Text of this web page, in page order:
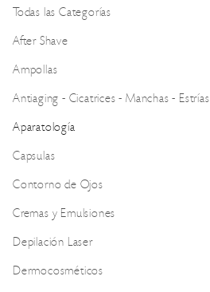
Todas las Categorías
After Shave
Ampollas
Antiaging - Cicatrices - Manchas - Estrías
Aparatología
Capsulas
Contorno de Ojos
Cremas y Emulsiones
Depilación Laser
Dermocosméticos